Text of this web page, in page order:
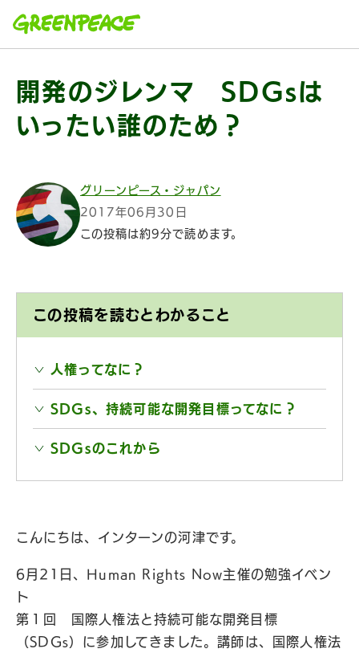
開発のジレンマ SDGsは
いったい誰のため？
グリーンピース・ジャパン
2017年06月30日
この投稿は約9分で読めます。
この投稿を読むとわかること
人権ってなに？
SDGs、持続可能な開発目標ってなに？
SDGsのこれから
こんにちは、インターンの河津です。
6月21日、Human Rights Now主催の勉強イベン
ト
第１回 国際人権法と持続可能な開発目標
（SDGs）に参加してきました。講師は、国際人権法